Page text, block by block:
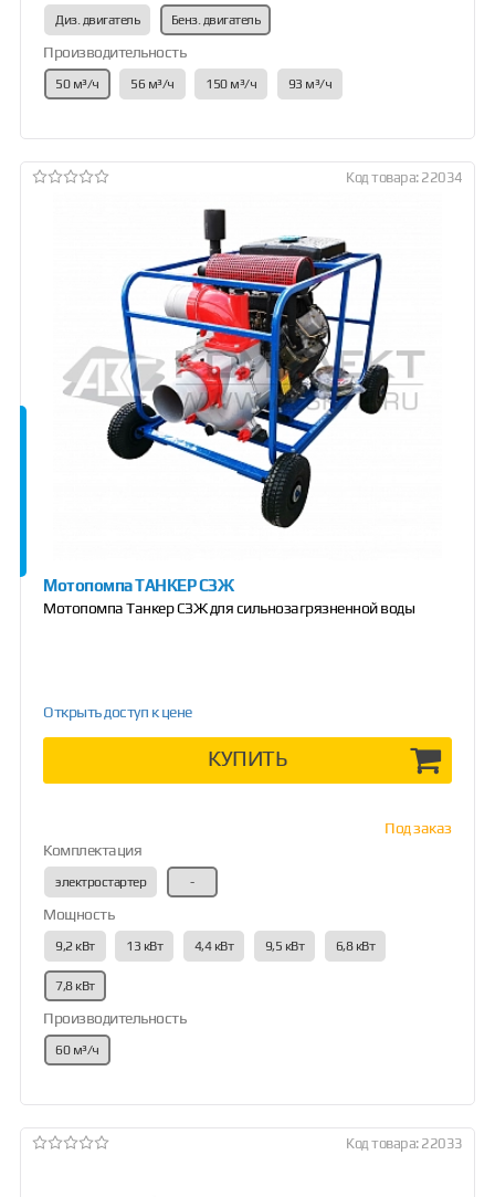
Диз. двигатель Бенз. двигатель
Производительность
50 м³/ч 56 м³/ч 150 м³/ч 93 м³/ч
Код товара: 22034
Мотопомпа ТАНКЕР СЗЖ
Мотопомпа Танкер СЗЖ для сильнозагрязненной воды
Открыть доступ к цене
КУПИТЬ
Под заказ
Комплектация
электростартер -
Мощность
9,2 кВт 13 кВт 4,4 кВт 9,5 кВт 6,8 кВт
7,8 кВт
Производительность
60 м³/ч
Код товара: 22033